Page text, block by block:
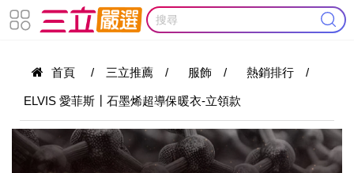
首頁 / 三立推薦 / 服飾 / 熱銷排行 /
ELVIS 愛菲斯┃石墨烯超導保暖衣-立領款